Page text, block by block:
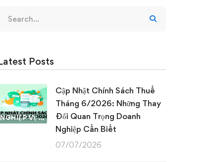
for:
Posts
NGHIỆP VỤ KẾ TOÁN & THUẾ
Cập Nhật Chính Sách Thuế
Tháng 6/2026: Những Thay
Đổi Quan Trọng Doanh
Nghiệp Cần Biết
07/07/2026